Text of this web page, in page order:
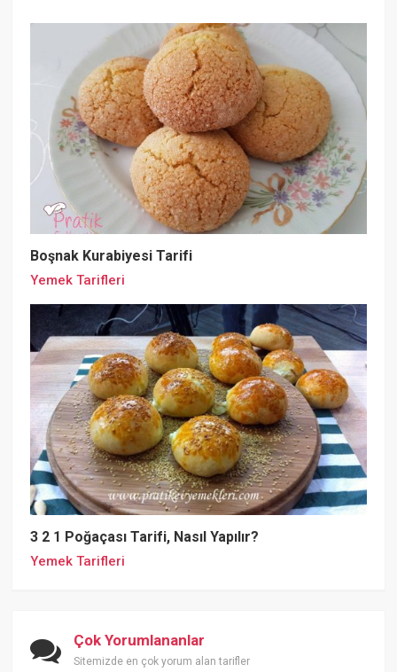
Boşnak Kurabiyesi Tarifi
Yemek Tarifleri
3 2 1 Poğaçası Tarifi, Nasıl Yapılır?
Yemek Tarifleri
Çok Yorumlananlar
Sitemizde en çok yorum alan tarifler